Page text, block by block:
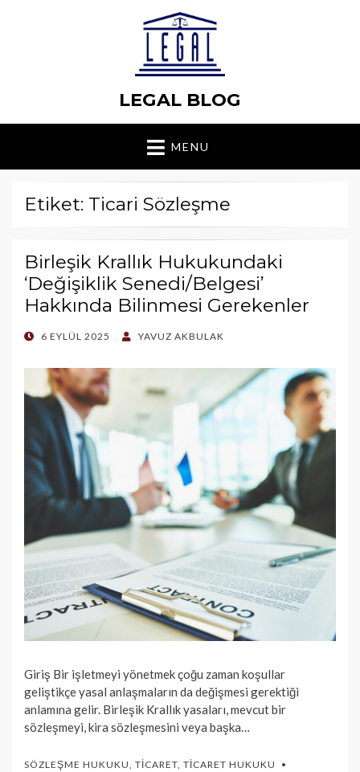
LEGAL BLOG
MENU
Etiket: Ticari Sözleşme
Birleşik Krallık Hukukundaki
‘Değişiklik Senedi/Belgesi’
Hakkında Bilinmesi Gerekenler
POSTED
6 EYLÜL 2025 YAVUZ AKBULAK
Giriş Bir işletmeyi yönetmek çoğu zaman koşullar
geliştikçe yasal anlaşmaların da değişmesi gerektiği
anlamına gelir. Birleşik Krallık yasaları, mevcut bir
sözleşmeyi, kira sözleşmesini veya başka…
SÖZLEŞME HUKUKU TICARET TICARET HUKUKU